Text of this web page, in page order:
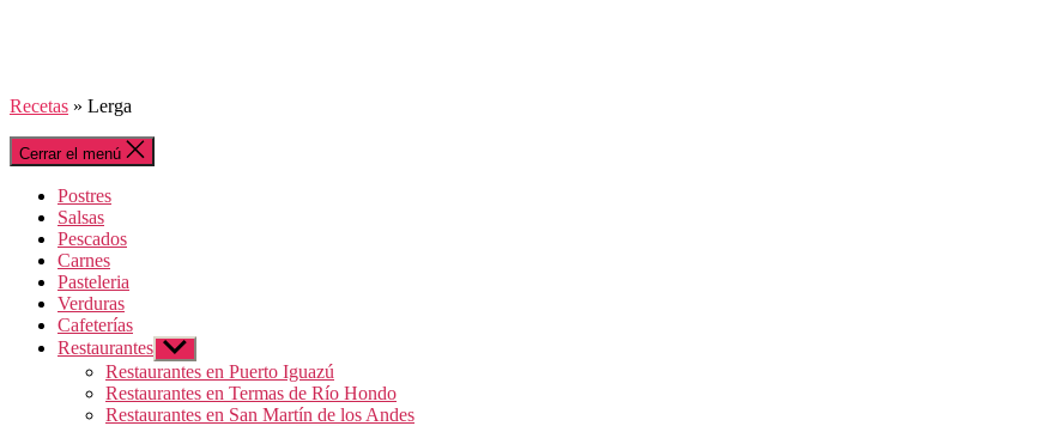
Recetas » Lerga
Cerrar el menú
Postres
Salsas
Pescados
Carnes
Pasteleria
Verduras
Cafeterías
Restaurantes Mostrar
el
submenú
Restaurantes en Puerto Iguazú
Restaurantes en Termas de Río Hondo
Restaurantes en San Martín de los Andes